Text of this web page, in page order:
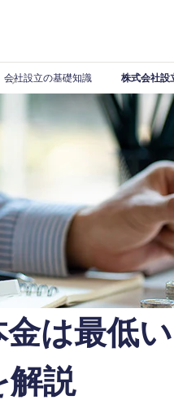
会社設立の基礎知識 株式会社設
は最低
解説